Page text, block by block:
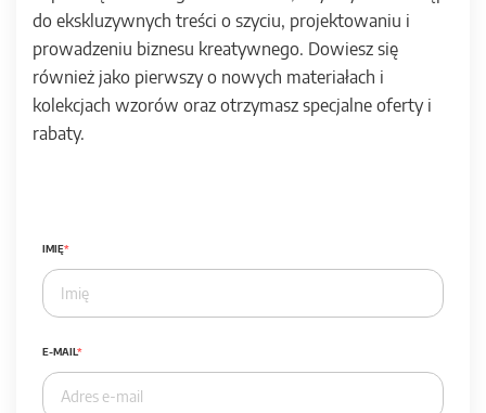
do ekskluzywnych treści o szyciu, projektowaniu i
prowadzeniu biznesu kreatywnego. Dowiesz się
również jako pierwszy o nowych materiałach i
kolekcjach wzorów oraz otrzymasz specjalne oferty i
rabaty.
IMIĘ
E-MAIL